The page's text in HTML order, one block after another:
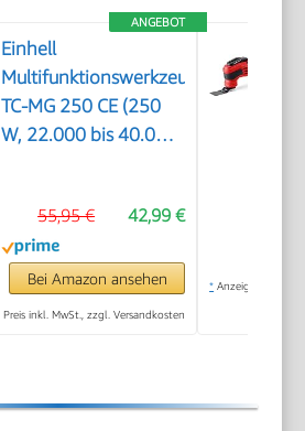
ANGEBOT
Einhell
Multifunktionswerkzeug
TC-MG 250 CE (250
W, 22.000 bis 40.000
Werkzeugaufnahme,
Drehzahlelektronik,
inkl. Zubehör)
42,99 €
55,95 €
Bei Amazon ansehen
Preis inkl. MwSt., zzgl. Versandkosten
* Anzeige